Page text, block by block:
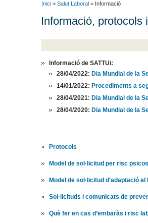
Inici > Salut Laboral > Informació
Informació, protocols
Informació de SATTUi:
28/04/2022:Dia Mundial de la
14/01/2022:Procediments a
28/04/2021:Dia Mundial de la
28/04/2020:Dia Mundial de la
Protocols
Model de sol·licitud per risc
Model de sol·licitud d’adaptació
Sol·licituds i comunicats de
Què fer en cas d’embaràs i risc